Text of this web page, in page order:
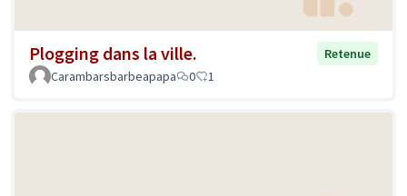
Plogging dans la ville.
Retenue
Carambarsbarbeapapa
0 1